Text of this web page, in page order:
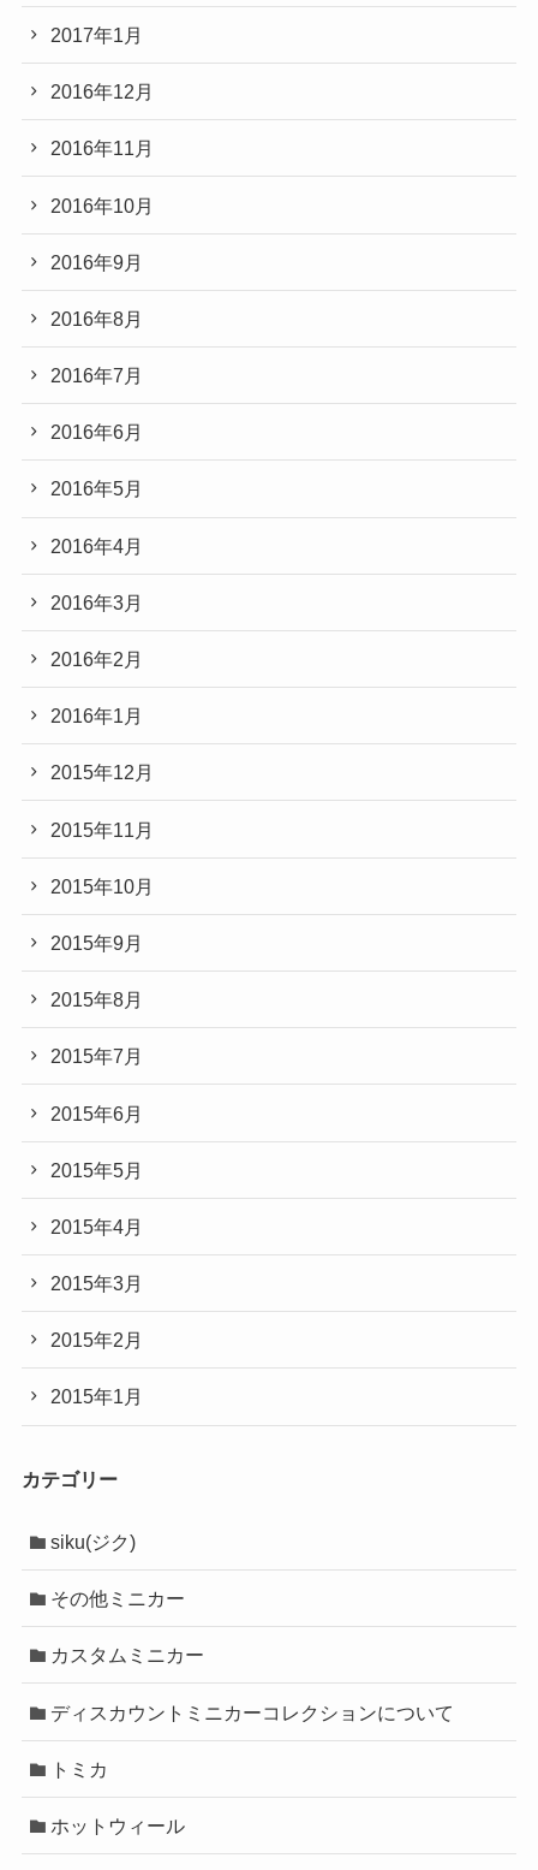
2017年1月
2016年12月
2016年11月
2016年10月
2016年9月
2016年8月
2016年7月
2016年6月
2016年5月
2016年4月
2016年3月
2016年2月
2016年1月
2015年12月
2015年11月
2015年10月
2015年9月
2015年8月
2015年7月
2015年6月
2015年5月
2015年4月
2015年3月
2015年2月
2015年1月
カテゴリー
siku(ジク)
その他ミニカー
カスタムミニカー
ディスカウントミニカーコレクションについて
トミカ
ホットウィール